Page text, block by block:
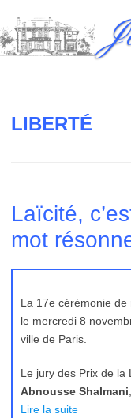
to
content
LIBERTÉ
Laïcité,
mot
La 17e cérémonie de
le mercredi 8
ville de Paris.
Le jury des Prix de
Abnousse Shalmani
Lire la suite